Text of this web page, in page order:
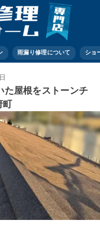
雨漏り修理について ショ
た屋根をストーンチ
町